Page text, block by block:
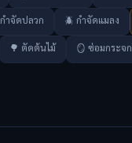
กำจัดปลวก 🪲 กำจัดแมลง
🌳 ตัดต้นไม้ 🪞 ซ่อมกระจก